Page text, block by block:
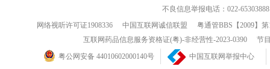
不良信息举报电话：022-65303888
网络视听许可证1908336
中国互联网诚信联盟
粤通管BBS【2009】
互联网药品信息服务资格证(粤)-非经营性-2023-0390
节
粤公网安备 44010602000140号
中国互联网举报中心